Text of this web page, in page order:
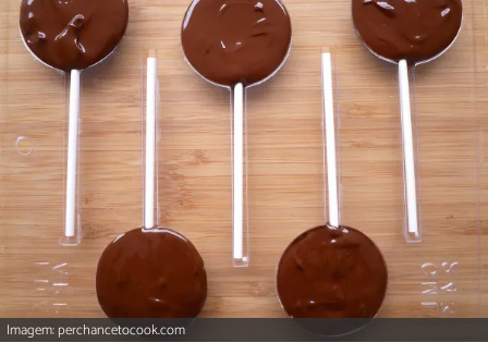
Imagem: perchancetocook.com